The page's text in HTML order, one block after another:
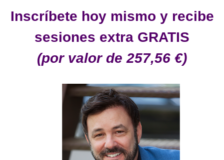
Inscríbete hoy mismo y recibe
sesiones extra GRATIS
(por valor de 257,56 €)